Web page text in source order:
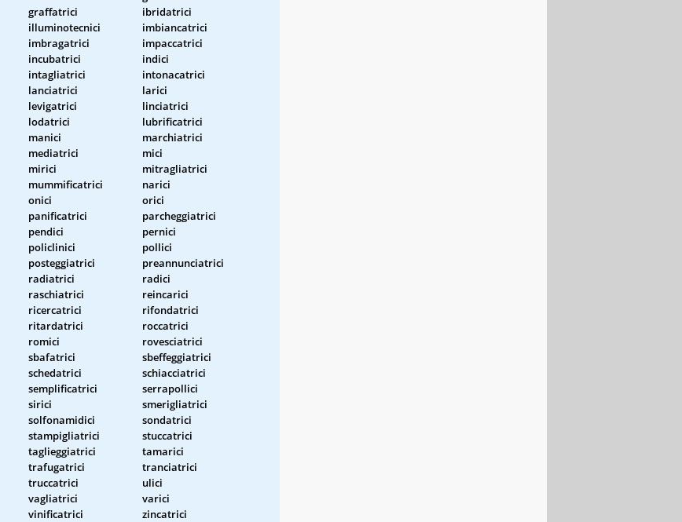
graffatrici
ibridatrici
illuminotecnici
imbiancatrici
imbragatrici
impaccatrici
incubatrici
indici
intagliatrici
intonacatrici
lanciatrici
larici
levigatrici
linciatrici
lodatrici
lubrificatrici
manici
marchiatrici
mediatrici
mici
mirici
mitragliatrici
mummificatrici
narici
onici
orici
panificatrici
parcheggiatrici
pendici
pernici
policlinici
pollici
posteggiatrici
preannunciatrici
radiatrici
radici
raschiatrici
reincarici
ricercatrici
rifondatrici
ritardatrici
roccatrici
romici
rovesciatrici
sbafatrici
sbeffeggiatrici
schedatrici
schiacciatrici
semplificatrici
serrapollici
sirici
smerigliatrici
solfonamidici
sondatrici
stampigliatrici
stuccatrici
taglieggiatrici
tamarici
trafugatrici
tranciatrici
truccatrici
ulici
vagliatrici
varici
vinificatrici zincatrici